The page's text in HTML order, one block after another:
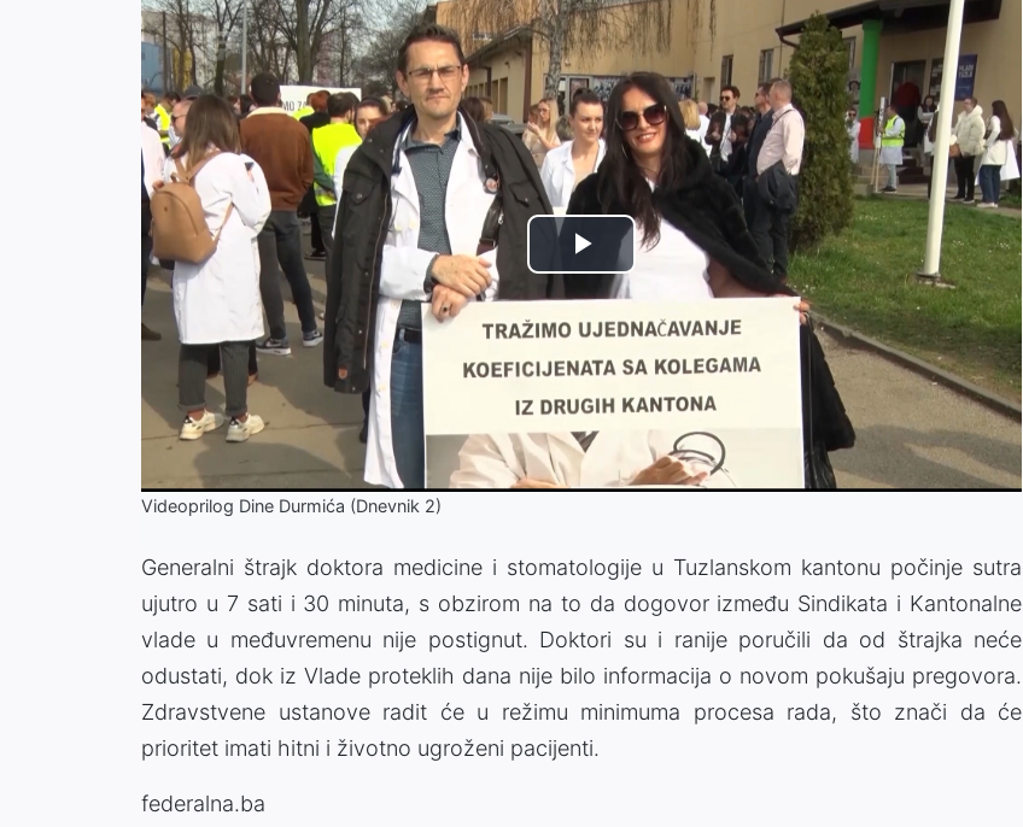
Play
Video
Videoprilog Dine Durmića (Dnevnik 2)
Generalni štrajk doktora medicine i stomatologije u Tuzlanskom kantonu počinje sutra
ujutro u 7 sati i 30 minuta, s obzirom na to da dogovor između Sindikata i Kantonalne
vlade u međuvremenu nije postignut. Doktori su i ranije poručili da od štrajka neće
odustati, dok iz Vlade proteklih dana nije bilo informacija o novom pokušaju pregovora.
Zdravstvene ustanove radit će u režimu minimuma procesa rada, što znači da će
prioritet imati hitni i životno ugroženi pacijenti.
federalna.ba